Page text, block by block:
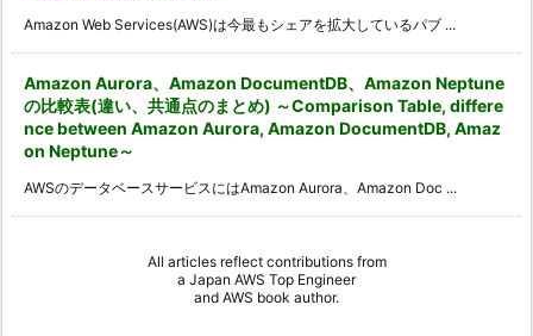
Amazon Web Services(AWS)は今最もシェアを拡大しているパブ ...
Amazon Aurora、Amazon DocumentDB、Amazon Neptune
の比較表(違い、共通点のまとめ) ～Comparison Table, differe
nce between Amazon Aurora, Amazon DocumentDB, Amaz
on Neptune～
AWSのデータベースサービスにはAmazon Aurora、Amazon Doc ...
All articles reflect contributions from
a Japan AWS Top Engineer
and AWS book author.